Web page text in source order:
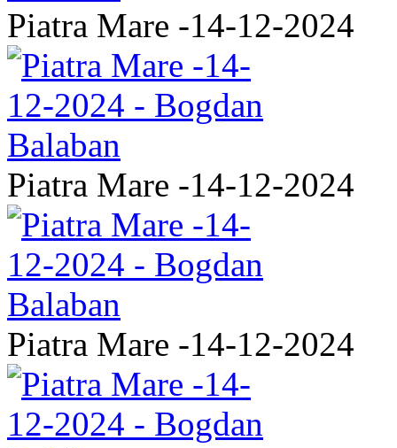
Piatra Mare -14-12-2024
Piatra Mare -14-12-2024
Piatra Mare -14-12-2024